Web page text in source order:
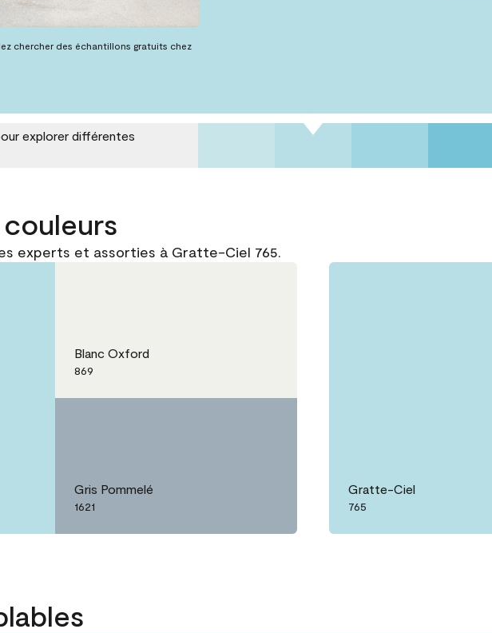
chercher des échantillons gratuits chez
explorer différentes
experts et assorties à Gratte-Ciel 765.
Blanc Oxford
869
Gris Pommelé
1621
Gratte-Ciel
765